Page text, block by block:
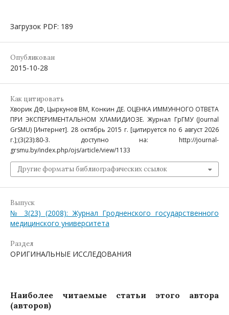
Загрузок PDF: 189
Опубликован
2015-10-28
Как цитировать
Хворик ДФ, Цыркунов ВМ, Конкин ДЕ. ОЦЕНКА ИММУННОГО ОТВЕТА
ПРИ ЭКСПЕРИМЕНТАЛЬНОМ ХЛАМИДИОЗЕ. Журнал ГрГМУ (Journal
GrSMU) [Интернет]. 28 октябрь 2015 г. [цитируется по 6 август 2026
г.];(3(23):80-3. доступно на: http://journal-
grsmu.by/index.php/ojs/article/view/1133
Другие форматы библиографических ссылок
Выпуск
№ 3(23) (2008): Журнал Гродненского государственного
медицинского университета
Раздел
ОРИГИНАЛЬНЫЕ ИССЛЕДОВАНИЯ
Наиболее читаемые статьи этого автора
(авторов)